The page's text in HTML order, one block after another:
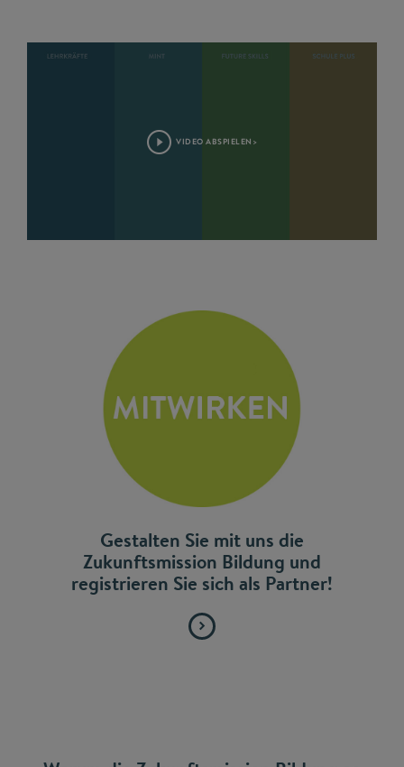
VIDEO ABSPIELEN>
Gestalten Sie mit uns die
Zukunftsmission Bildung und
registrieren Sie sich als Partner!